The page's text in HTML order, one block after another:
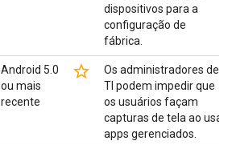
dispositivos para a
configuração de
fábrica.
Android 5.0
ou mais
recente
star_border
Os administradores de
TI podem impedir que
os usuários façam
capturas de tela ao usar
apps gerenciados.